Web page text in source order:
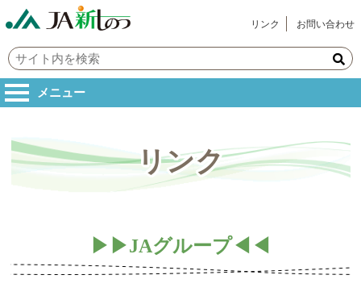
リンク お問い合わせ
メニュー
リンク
▶▶JAグループ◀◀